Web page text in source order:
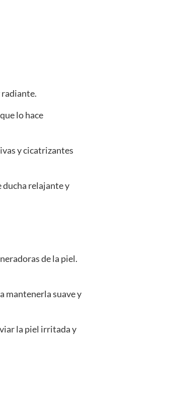
lo hace
y cicatrizantes
ducha relajante y
de la piel.
mantenerla suave y
la piel irritada y